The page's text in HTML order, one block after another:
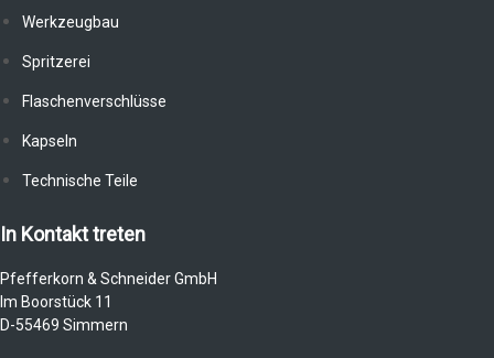
Werkzeugbau
Spritzerei
Flaschenverschlüsse
Kapseln
Technische Teile
In Kontakt treten
Pfefferkorn & Schneider GmbH
Im Boorstück 11
D-55469 Simmern